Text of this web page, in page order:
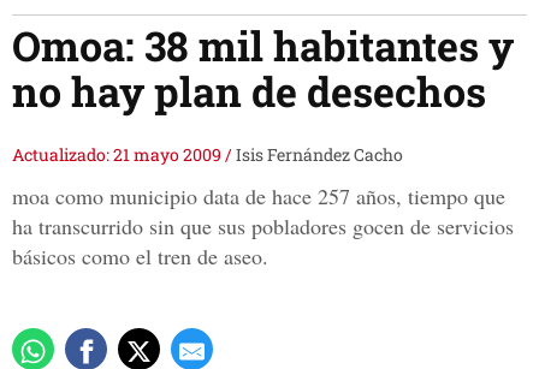
Omoa: 38 mil habitantes y
no hay plan de desechos
Actualizado: 21 mayo 2009 /Isis Fernández Cacho
moa como municipio data de hace 257 años, tiempo que
ha transcurrido sin que sus pobladores gocen de servicios
básicos como el tren de aseo.